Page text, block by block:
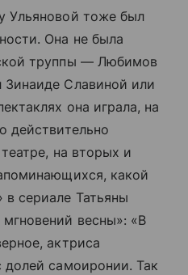
Ульяновой тоже был
Она не была
труппы — Любимов
Зинаиде Славиной или
она играла, на
действительно
на вторых и
какой
сериале Татьяны
весны»: «В
актриса
долей самоиронии. Так